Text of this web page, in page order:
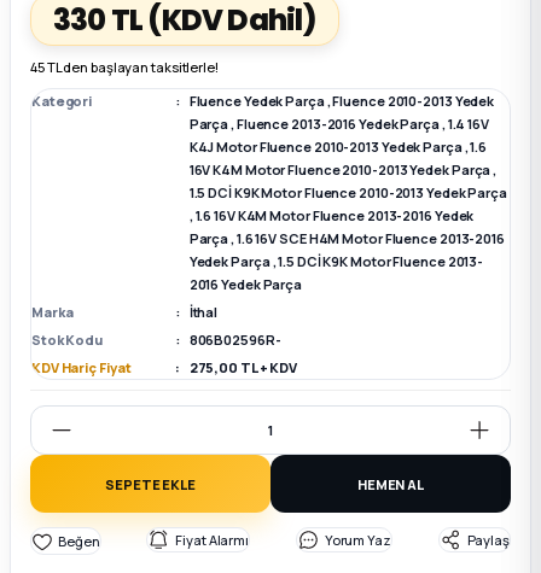
Parça
Parça
Parça
Sedan
Parça
330 TL(KDV Dahil)
45 TL den başlayan taksitlerle!
Kategori
Fluence Yedek Parça,Fluence 2010-2013 Yedek
Parça,Fluence 2013-2016 Yedek Parça,1.4 16V
K4J Motor Fluence 2010-2013 Yedek Parça,1.6
16V K4M Motor Fluence 2010-2013 Yedek Parça,
1.5 DCİ K9K Motor Fluence 2010-2013 Yedek Parça
,1.6 16V K4M Motor Fluence 2013-2016 Yedek
Parça,1.6 16V SCE H4M Motor Fluence 2013-2016
Yedek Parça,1.5 DCİ K9K Motor Fluence 2013-
2016 Yedek Parça
Marka
İthal
Stok Kodu
806B02596R-
KDV Hariç Fiyat
275,00 TL + KDV
SEPETE EKLE HEMEN AL
Fiyat Alarmı Yorum Yaz Paylaş